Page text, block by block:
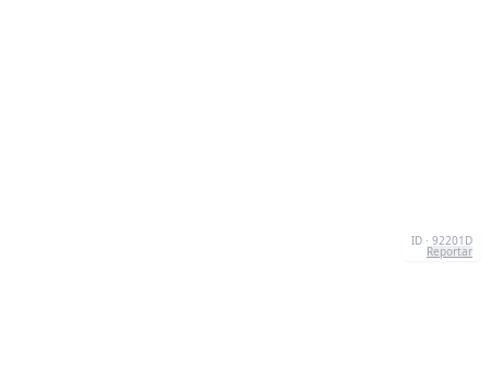
ID · 92201D
Reportar